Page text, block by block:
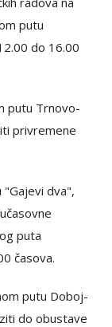
putu
do 16.00
putu Trnovo-
privremene
"Gajevi dva",
puta
časova.
putu Doboj-
do obustave